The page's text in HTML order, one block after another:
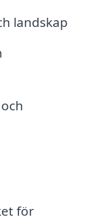
landskap
för